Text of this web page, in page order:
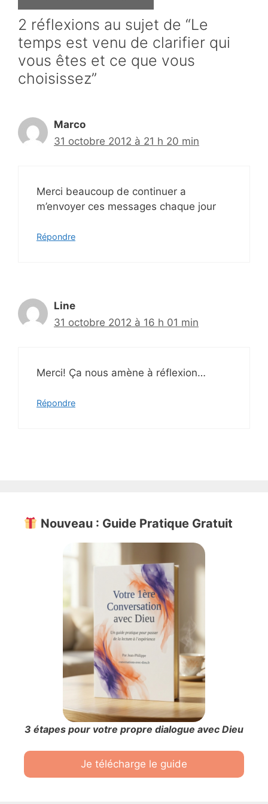
2 réflexions au sujet de “Le
temps est venu de clarifier qui
vous êtes et ce que vous
choisissez”
Marco
31 octobre 2012 à 21 h 20 min
Merci beaucoup de continuer a
m’envoyer ces messages chaque jour
Répondre
Line
31 octobre 2012 à 16 h 01 min
Merci! Ça nous amène à réflexion…
Répondre
Nouveau : Guide Pratique Gratuit
3 étapes pour votre propre dialogue avec Dieu
Je télécharge le guide